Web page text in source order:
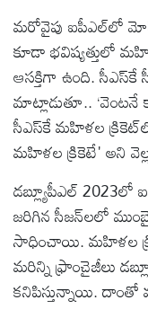
మరోవైపు ఐపీఎల్‌లో
కూడా భవిష్యత్తులో
ఆసక్తిగా ఉంది.
మాట్లాడుతూ..
సీఎస్‌కే మహిళల
మహిళల క్రికెటే' అని
డబ్ల్యూపీఎల్ 2023లో
జరిగిన సీజన్‌లలో
సాధించాయి. మహిళల
మరిన్ని ఫ్రాంచైజీలు
కనిపిస్తున్నాయి. దాంతో